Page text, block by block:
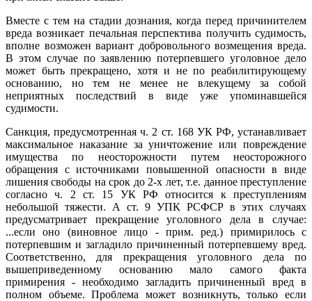
Вместе с тем на стадии дознания, когда перед причинителем
вреда возникает печальная перспектива получить судимость,
вполне возможен вариант добровольного возмещения вреда.
В этом случае по заявлению потерпевшего уголовное дело
может быть прекращено, хотя и не по реабилитирующему
основанию, но тем не менее не влекущему за собой
неприятных последствий в виде уже упоминавшейся
судимости.
Санкция, предусмотренная ч. 2 ст. 168 УК РФ, устанавливает
максимальное наказание за уничтожение или повреждение
имущества по неосторожности путем неосторожного
обращения с источниками повышенной опасности в виде
лишения свободы на срок до 2-х лет, т.е. данное преступление
согласно ч. 2 ст. 15 УК РФ относится к преступлениям
небольшой тяжести. А ст. 9 УПК РСФСР в этих случаях
предусматривает прекращение уголовного дела в случае:
...если оно (виновное лицо - прим. ред.) примирилось с
потерпевшим и загладило причиненный потерпевшему вред.
Соответственно, для прекращения уголовного дела по
вышеприведенному основанию мало самого факта
примирения - необходимо загладить причиненный вред в
полном объеме. Проблема может возникнуть, только если